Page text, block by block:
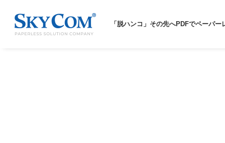
「脱ハンコ」その先へPDFでペーパー